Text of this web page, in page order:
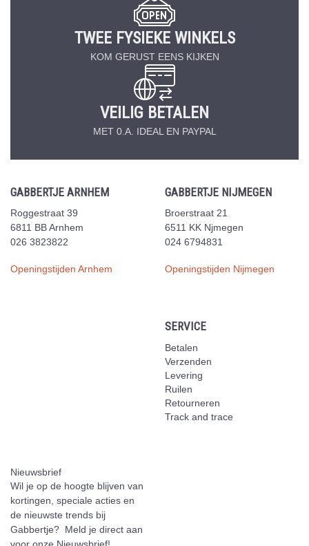
TWEE FYSIEKE WINKELS
KOM GERUST EENS KIJKEN
VEILIG BETALEN
MET 0.A. IDEAL EN PAYPAL
GABBERTJE ARNHEM
Roggestraat 39
6811 BB Arnhem
026 3823822
Openingstijden Arnhem
GABBERTJE NIJMEGEN
Broerstraat 21
6511 KK Njmegen
024 6794831
Openingstijden Nijmegen
SERVICE
Betalen
Verzenden
Levering
Ruilen
Retourneren
Track and trace
Nieuwsbrief
Wil je op de hoogte blijven van
kortingen, speciale acties en
de nieuwste trends bij
Gabbertje? Meld je direct aan